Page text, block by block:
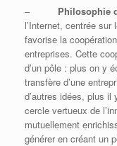
– Philosophie
l’Internet, centrée sur
favorise la
entreprises. Cette
d’un pôle : plus on y
transfère d’une
d’autres idées, plus il
cercle vertueux de
mutuellement
générer en créant un